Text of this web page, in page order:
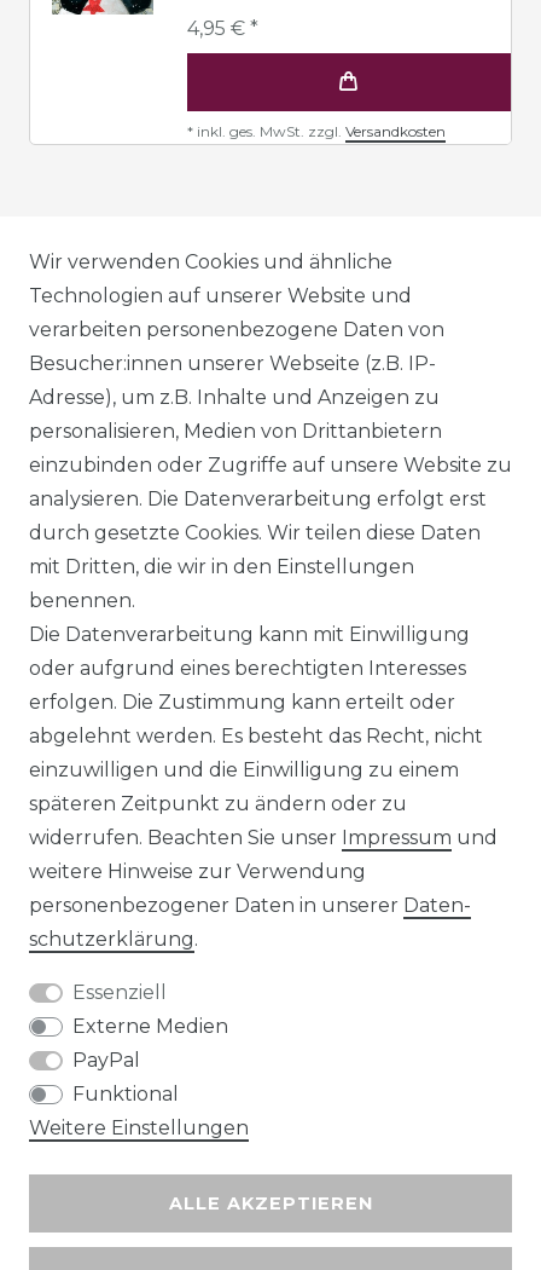
4,95 € *
* inkl. ges. MwSt. zzgl. Versandkosten
AGB
DATENSCHUTZERKLÄRUNG
WIDERRUFSRECHT
IMPRESSUM
KONTAKT
Unsere Zahlungsmöglichkeiten
Wir versenden mit
Wir verwenden Cookies und ähnliche
Technologien auf unserer Website und
verarbeiten personenbezogene Daten von
Besucher:innen unserer Webseite (z.B. IP-
Adresse), um z.B. Inhalte und Anzeigen zu
personalisieren, Medien von Drittanbietern
einzubinden oder Zugriffe auf unsere Website zu
analysieren. Die Datenverarbeitung erfolgt erst
durch gesetzte Cookies. Wir teilen diese Daten
mit Dritten, die wir in den Einstellungen
benennen.
Die Datenverarbeitung kann mit Einwilligung
oder aufgrund eines berechtigten Interesses
erfolgen. Die Zustimmung kann erteilt oder
abgelehnt werden. Es besteht das Recht, nicht
einzuwilligen und die Einwilligung zu einem
späteren Zeitpunkt zu ändern oder zu
widerrufen. Beachten Sie unser Impressum und
weitere Hinweise zur Verwendung
personenbezogener Daten in unserer Daten­
schutz­erklärung.
Essenziell
Externe Medien
PayPal
Funktional
Weitere Einstellungen
ALLE AKZEPTIEREN